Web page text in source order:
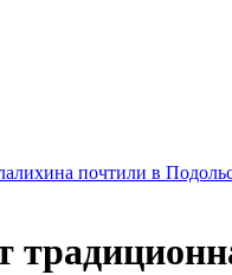
почтили в